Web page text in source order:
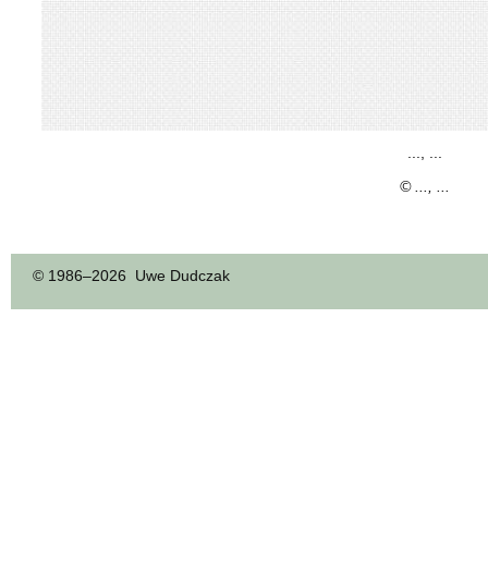
© ..., ...
© 1986–2026 Uwe Dudczak